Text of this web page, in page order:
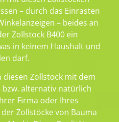
– durch das Einrasten
– beides an
Zollstock B400 ein
in keinem Haushalt und
darf.
Zollstock mit dem
alternativ natürlich
Firma oder Ihres
Zollstöcke von Bauma